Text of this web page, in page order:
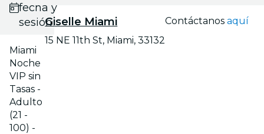
fecha y
sesión
Miami
Noche
VIP sin
Tasas -
Adulto
(21 -
100) -
Giselle Miami
15 NE 11th St, Miami, 33132
Contáctanosaquí